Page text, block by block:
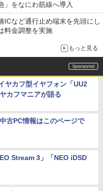
」をなにわ筋線へ導入
ICなど通行止め端末を先頭にし
料金調整を実施
もっと見る
ヤカフ型イヤフォン「UU2
カフマニアが語る
古PC情報はこのページで
Stream 3」「NEO iDSD